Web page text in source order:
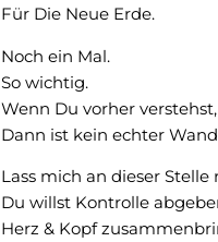
Für Die Neue Erde.
Noch ein Mal.
So wichtig.
Wenn Du vorher
Dann ist kein echter
Lass mich an dieser
Du willst Kontrolle
Herz & Kopf